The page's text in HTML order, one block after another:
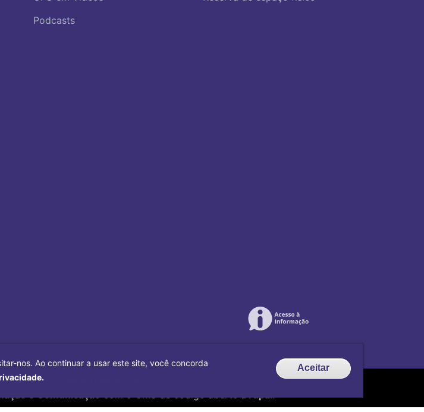
Podcasts
Federal Uberlândia.
e Comunicação com o CMS de código aberto Drupal
nos. Ao continuar a usar este site, você concorda
Aceitar